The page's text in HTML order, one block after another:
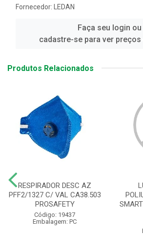
Fornecedor:
LEDAN
Faça seu login ou
cadastre-se para ver
Produtos Relacionados
RESPIRADOR DESC AZ
PFF2/1327 C/ VAL CA38.503
PROSAFETY
Código: 19437
Embalagem: PC